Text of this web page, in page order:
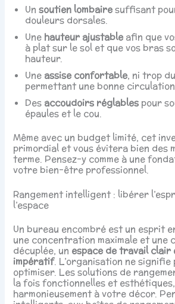
Unsoutien lombairesuffisant
douleurs dorsales.
Une hauteur ajustableafin que
à plat sur le sol et que vos bras
hauteur.
Une assise confortable, ni trop
permettant une bonne
Des accoudoirs réglables pour
épaules et le cou.
Même avec un budget limité, cet
primordial et vous évitera bien des
terme. Pensez-y comme à une
votre bien-être professionnel.
Rangement intelligent : libérer
l’espace
Un bureau encombré est un esprit
une concentration maximale et une
décuplée, un espace de travail clair
impératif. L’organisation ne signifie
optimiser. Les solutions de
la fois fonctionnelles et
harmonieusement à votre décor.